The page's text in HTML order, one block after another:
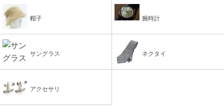
帽子 腕時計
サングラス ネクタイ
アクセサリ